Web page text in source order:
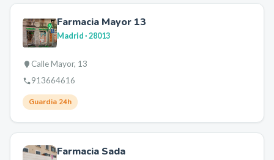
Farmacia Mayor 13
Madrid· 28013
Calle Mayor, 13
913664616
Guardia 24h
Farmacia Sada